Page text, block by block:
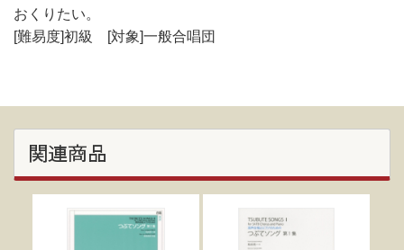
おくりたい。
[難易度]初級 [対象]一般合唱団
関連商品